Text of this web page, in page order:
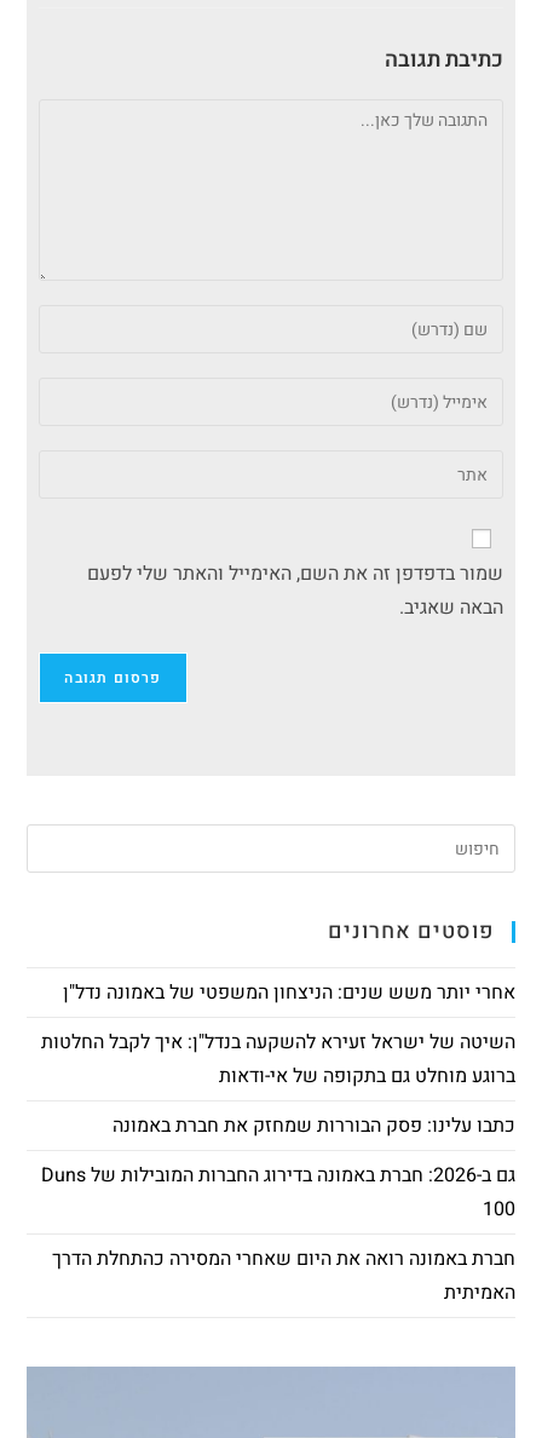
כתיבת תגובה
שמור בדפדפן זה את השם, האימייל והאתר שלי לפעם
הבאה שאגיב.
פוסטים אחרונים
אחרי יותר משש שנים: הניצחון המשפטי של באמונה נדל"ן
השיטה של ישראל זעירא להשקעה בנדל"ן: איך לקבל החלטות
ברוגע מוחלט גם בתקופה של אי-ודאות
כתבו עלינו: פסק הבוררות שמחזק את חברת באמונה
גם ב-2026: חברת באמונה בדירוג החברות המובילות של Duns
100
חברת באמונה רואה את היום שאחרי המסירה כהתחלת הדרך
האמיתית